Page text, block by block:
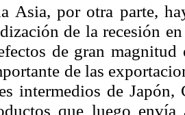
Asia, por otra parte,
de la recesión
de gran
de las
intermedios de
que luego envía